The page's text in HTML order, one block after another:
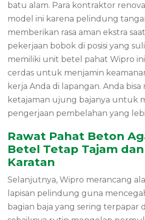
batu alam. Para kontraktor
model ini karena pelindung
memberikan rasa aman ekstra
pekerjaan bobok di posisi yang
memiliki unit betel pahat Wipro
cerdas untuk menjamin
kerja Anda di lapangan. Anda
ketajaman ujung bajanya untuk
pengerjaan pembelahan yang
Rawat Pahat Beton
Betel Tetap Tajam
Karatan
Selanjutnya, Wipro merancang
lapisan pelindung guna
bagian baja yang sering terpapar